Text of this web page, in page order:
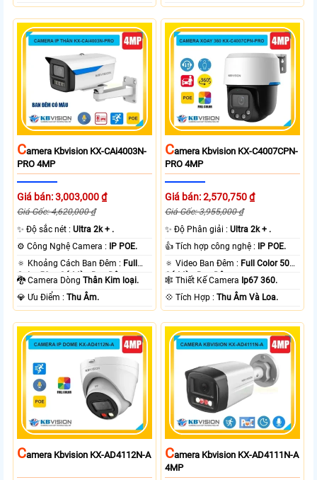
CAmera Kbvision KX-CAi4003N-
PRO 4MP
Giá bán: 3,003,000 ₫
Giá Gốc: 4,620,000 ₫
✨ Độ sắc nét :Ultra 2k + .
⚙ Công Nghệ Camera :
IP POE.
🔅 Khoảng Cách Ban Đêm : Full
Color 50m Có Màu Ban Ðêm.
🐉️ Camera DòngThân Kim loại.
️💎 Ưu Điểm :Thu Âm.
CAmera Kbvision KX-C4007CPN-
PRO 4MP
Giá bán: 2,570,750 ₫
Giá Gốc: 3,955,000 ₫
✨ Độ Phân giải :Ultra 2k + .
👍 Tích hợp công nghệ :
IP POE.
🔅 Video Ban Đêm : Full Color 50m
Có Màu Ban Ðêm.
🕸️ Thiết Kế Camera Ip67 360.
️💠 Tích Hợp :Thu Âm Và Loa.
CAmera Kbvision KX-AD4112N-A CAmera Kbvision KX-AD4111N-A
4MP